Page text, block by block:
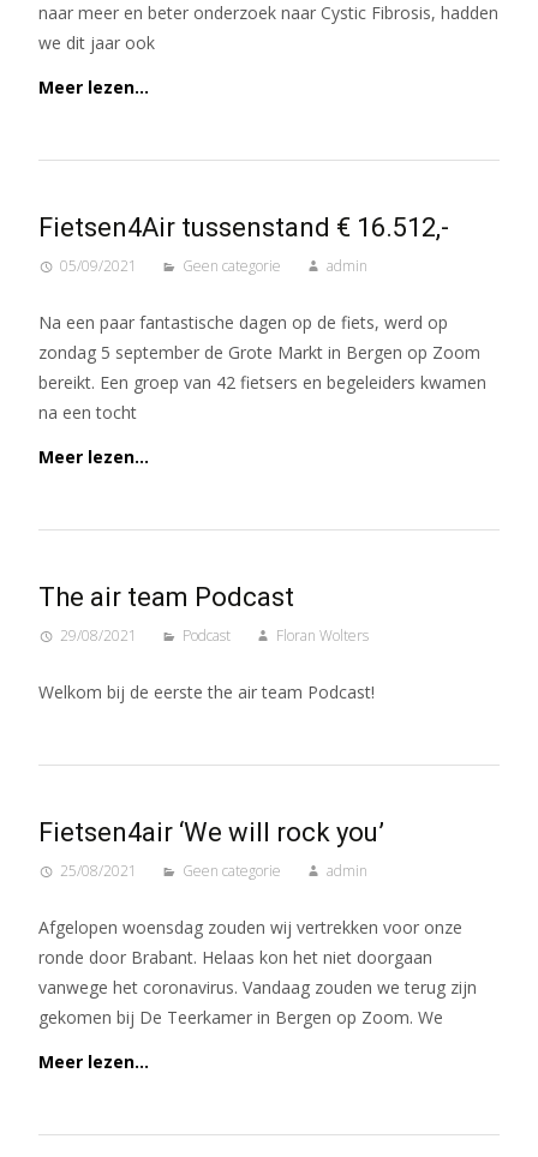
naar meer en beter onderzoek naar Cystic Fibrosis, hadden
we dit jaar ook
Meer lezen…
Fietsen4Air tussenstand € 16.512,-
05/09/2021 Geen categorie admin
Na een paar fantastische dagen op de fiets, werd op
zondag 5 september de Grote Markt in Bergen op Zoom
bereikt. Een groep van 42 fietsers en begeleiders kwamen
na een tocht
Meer lezen…
The air team Podcast
29/08/2021 Podcast Floran Wolters
Welkom bij de eerste the air team Podcast!
Fietsen4air ‘We will rock you’
25/08/2021 Geen categorie admin
Afgelopen woensdag zouden wij vertrekken voor onze
ronde door Brabant. Helaas kon het niet doorgaan
vanwege het coronavirus. Vandaag zouden we terug zijn
gekomen bij De Teerkamer in Bergen op Zoom. We
Meer lezen…